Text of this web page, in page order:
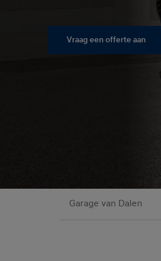
Vraag een offerte aan
Garage van Dalen